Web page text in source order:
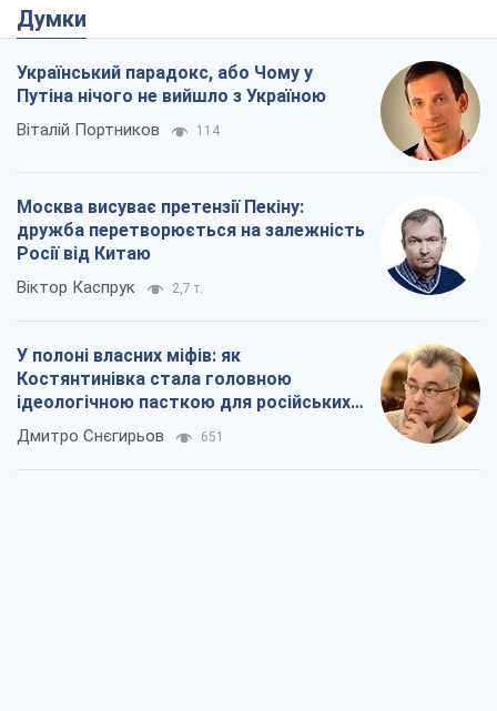
Думки
Український парадокс, або Чому у
Путіна нічого не вийшло з Україною
Віталій Портников 114
Москва висуває претензії Пекіну:
дружба перетворюється на залежність
Росії від Китаю
Віктор Каспрук 2,7 т.
У полоні власних міфів: як
Костянтинівка стала головною
ідеологічною пасткою для російських
окупантів
Дмитро Снєгирьов 651